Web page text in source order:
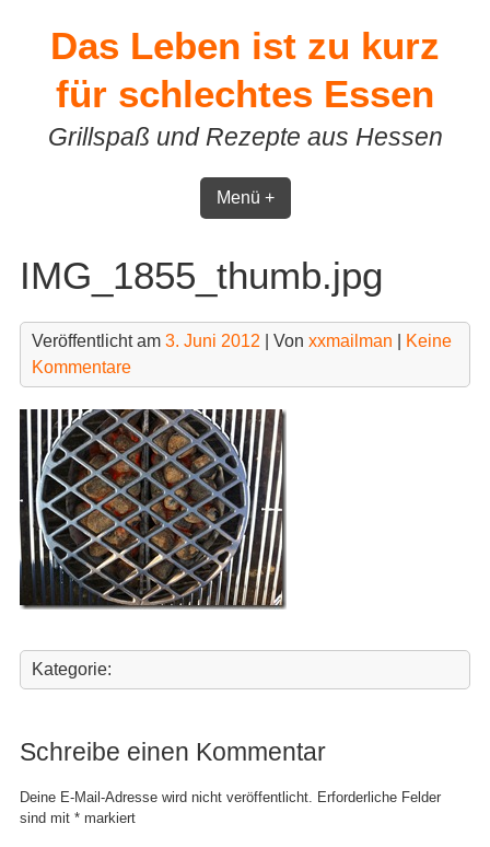
contentDas Leben ist zu kurz
für schlechtes Essen
Grillspaß und Rezepte aus Hessen
Menü +
IMG_1855_thumb.jpg
Veröffentlicht am 3. Juni 2012 | Von xxmailman
Keine
Kommentare
Kategorie:
Schreibe einen Kommentar
Deine E-Mail-Adresse wird nicht veröffentlicht. Erforderliche Felder
sind mit *markiert